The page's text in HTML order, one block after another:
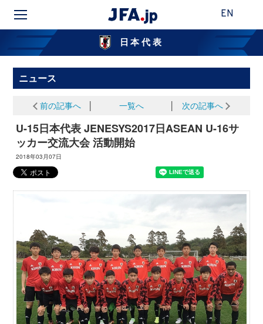
EN
日本代表
ニュース
前の記事へ 一覧へ 次の記事へ
U-15日本代表 JENESYS2017日ASEAN U-16サ
ッカー交流大会 活動開始
2018年03月07日